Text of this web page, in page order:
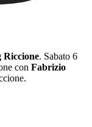
Riccione. Sabato 6
con Fabrizio